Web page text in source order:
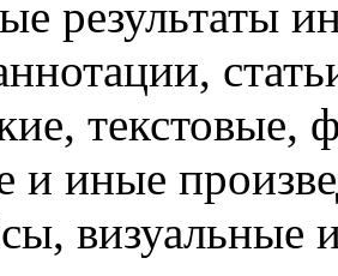
результаты
текстовые,
и иные
визуальные